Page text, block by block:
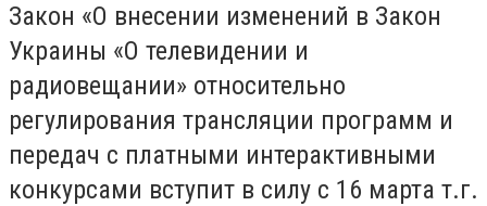
Закон «О внесении изменений в Закон
Украины «О телевидении и
радиовещании» относительно
регулирования трансляции программ и
передач с платными интерактивными
конкурсами вступит в силу с 16 марта т.г.